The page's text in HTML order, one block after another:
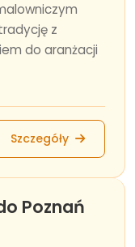
z
do aranżacji
Szczegóły
Poznań